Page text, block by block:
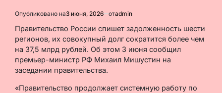
Опубликовано на3 июня, 2026 отadmin
Правительство России спишет задолженность шести
регионов, их совокупный долг сократится более чем
на 37,5 млрд рублей. Об этом 3 июня сообщил
премьер-министр РФ Михаил Мишустин на
заседании правительства.
«Правительство продолжает системную работу по